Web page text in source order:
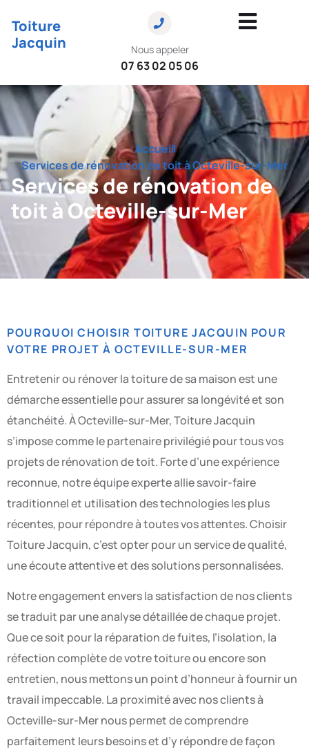
Toiture
Jacquin
Nous appeler
07 63 02 05 06
Accueil
Services de rénovation de toit à Octeville-sur-Mer
Services de rénovation de
toit à Octeville-sur-Mer
POURQUOI CHOISIR TOITURE JACQUIN POUR
VOTRE PROJET À OCTEVILLE-SUR-MER
Entretenir ou rénover la toiture de sa maison est une
démarche essentielle pour assurer sa longévité et son
étanchéité. À Octeville-sur-Mer, Toiture Jacquin
s’impose comme le partenaire privilégié pour tous vos
projets de rénovation de toit. Forte d’une expérience
reconnue, notre équipe experte allie savoir-faire
traditionnel et utilisation des technologies les plus
récentes, pour répondre à toutes vos attentes. Choisir
Toiture Jacquin, c’est opter pour un service de qualité,
une écoute attentive et des solutions personnalisées.
Notre engagement envers la satisfaction de nos clients
se traduit par une analyse détaillée de chaque projet.
Que ce soit pour la réparation de fuites, l’isolation, la
réfection complète de votre toiture ou encore son
entretien, nous mettons un point d’honneur à fournir un
travail impeccable. La proximité avec nos clients à
Octeville-sur-Mer nous permet de comprendre
parfaitement leurs besoins et d’y répondre de façon